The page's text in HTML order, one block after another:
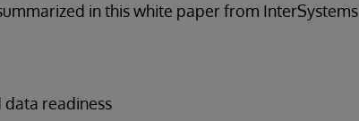
in this white paper from InterSystems
readiness